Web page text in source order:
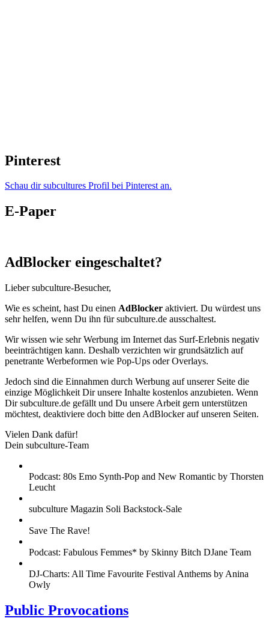
Pinterest
Schau dir subcultures Profil bei Pinterest an.
E-Paper
AdBlocker eingeschaltet?
Lieber subculture-Besucher,
Wie es scheint, hast Du einen AdBlocker aktiviert. Du würdest uns
sehr helfen, wenn Du ihn für subculture.de ausschaltest.
Wir wissen wie sehr Werbung im Internet das Surf-Erlebnis negativ
beeinträchtigen kann. Deshalb verzichten wir grundsätzlich auf
penetrante Werbeformen wie Pop-Ups oder Overlays.
Jedoch sind die Einnahmen durch Werbung auf unserer Seite die
einzige Möglichkeit Dir unsere Inhalte kostenlos anzubieten. Wenn
Dir subculture.de gefällt und Du unsere Arbeit gern unterstützen
möchtest, deaktiviere doch bitte den AdBlocker auf unseren Seiten.
Vielen Dank dafür!
Dein subculture-Team
Podcast: 80s Emo Synth-Pop and New Romantic by Thorsten
Leucht
subculture Magazin Soli Backstock-Sale
Save The Rave!
Podcast: Fabulous Femmes* by Skinny Bitch DJane Team
DJ-Charts: All Time Favourite Festival Anthems by Anina
Owly
Public Provocations